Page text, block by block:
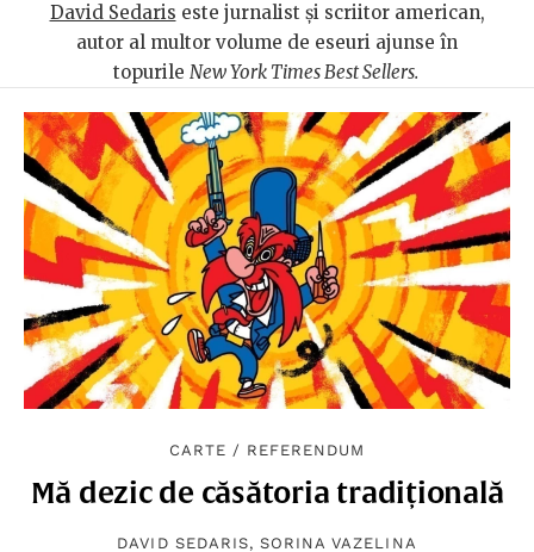
David Sedaris este jurnalist și scriitor american,
autor al multor volume de eseuri ajunse în
topurile New York Times Best Sellers.
CARTE / REFERENDUM
Mă dezic de căsătoria tradițională
DAVID SEDARIS, SORINA VAZELINA